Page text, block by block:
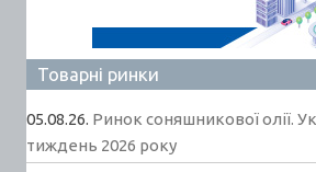
Товарні ринки
05.08.26. Ринок соняшникової олії.
тиждень 2026 року